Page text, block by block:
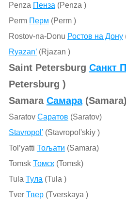
Penza Пенза (Penza )
Perm Перм (Perm )
Rostov-na-Donu Ростов на Дону
Ryazan’(Rjazan )
Saint Petersburg Санкт
Petersburg )
Samara Самара(Samara)
Saratov Саратов (Saratov)
Stavropol’(Stavropol'skiy )
Tol’yatti Тољати (Samara)
Tomsk Томск(Tomsk)
Tula Тула (Tula )
Tver Твер(Tverskaya )